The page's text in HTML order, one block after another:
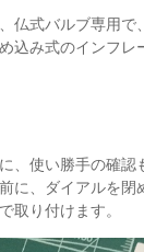
仏式バルブ専用
込み式のインフ
、使い勝手の確
に、ダイアルを
取り付けます。